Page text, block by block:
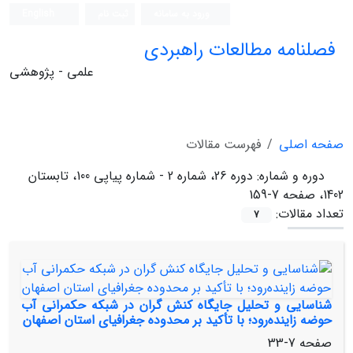
فصلنامه مطالعات راهبردی
علمی - پژوهشی
صفحه اصلی
فهرست مقالات
دوره و شماره:
دوره 26، شماره 2 - شماره پیاپی 100، تابستان
1402، صفحه 7-159
تعداد مقالات:
7
شناسایی و تحلیل جایگاه کنش‏ گران در شبکه حکمرانی آب
حوضه زاینده‌رود؛ با تأکید بر محدوده جغرافیای استان اصفهان
صفحه 7-33